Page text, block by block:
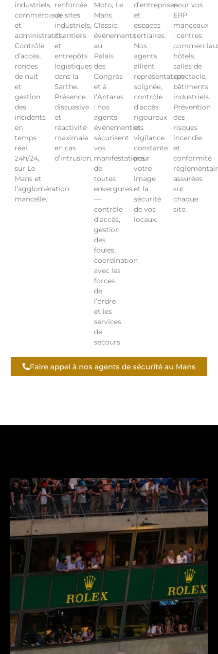
industriels,
commerciaux
et
administratifs.
Contrôle
d’accès,
rondes
de nuit
et
gestion
des
incidents
en
temps
réel,
24h/24,
sur Le
Mans et
l’agglomération
mancelle.
renforcée
de sites
industriels,
chantiers
et
entrepôts
logistiques
dans la
Sarthe.
Présence
dissuasive
et
réactivité
maximale
en cas
d’intrusion.
Moto, Le
Mans
Classic,
événements
au
Palais
des
Congrès
et à
l’Antares
: nos
agents
événementiels
sécurisent
vos
manifestations
de
toutes
envergures
—
contrôle
d’accès,
gestion
des
foules,
coordination
avec les
forces
de
l’ordre
et les
services
de
secours.
d’entreprises
et
espaces
tertiaires.
Nos
agents
allient
représentation
soignée,
contrôle
d’accès
rigoureux
et
vigilance
constante
pour
votre
image
et la
sécurité
de vos
locaux.
pour vos
ERP
manceaux
: centres
hôtels,
salles de
spectacle,
bâtiments
industriels.
Prévention
des
risques
incendie
et
conformité
assurées
sur
chaque
site.
Faire appel à nos agents de sécurité au Mans